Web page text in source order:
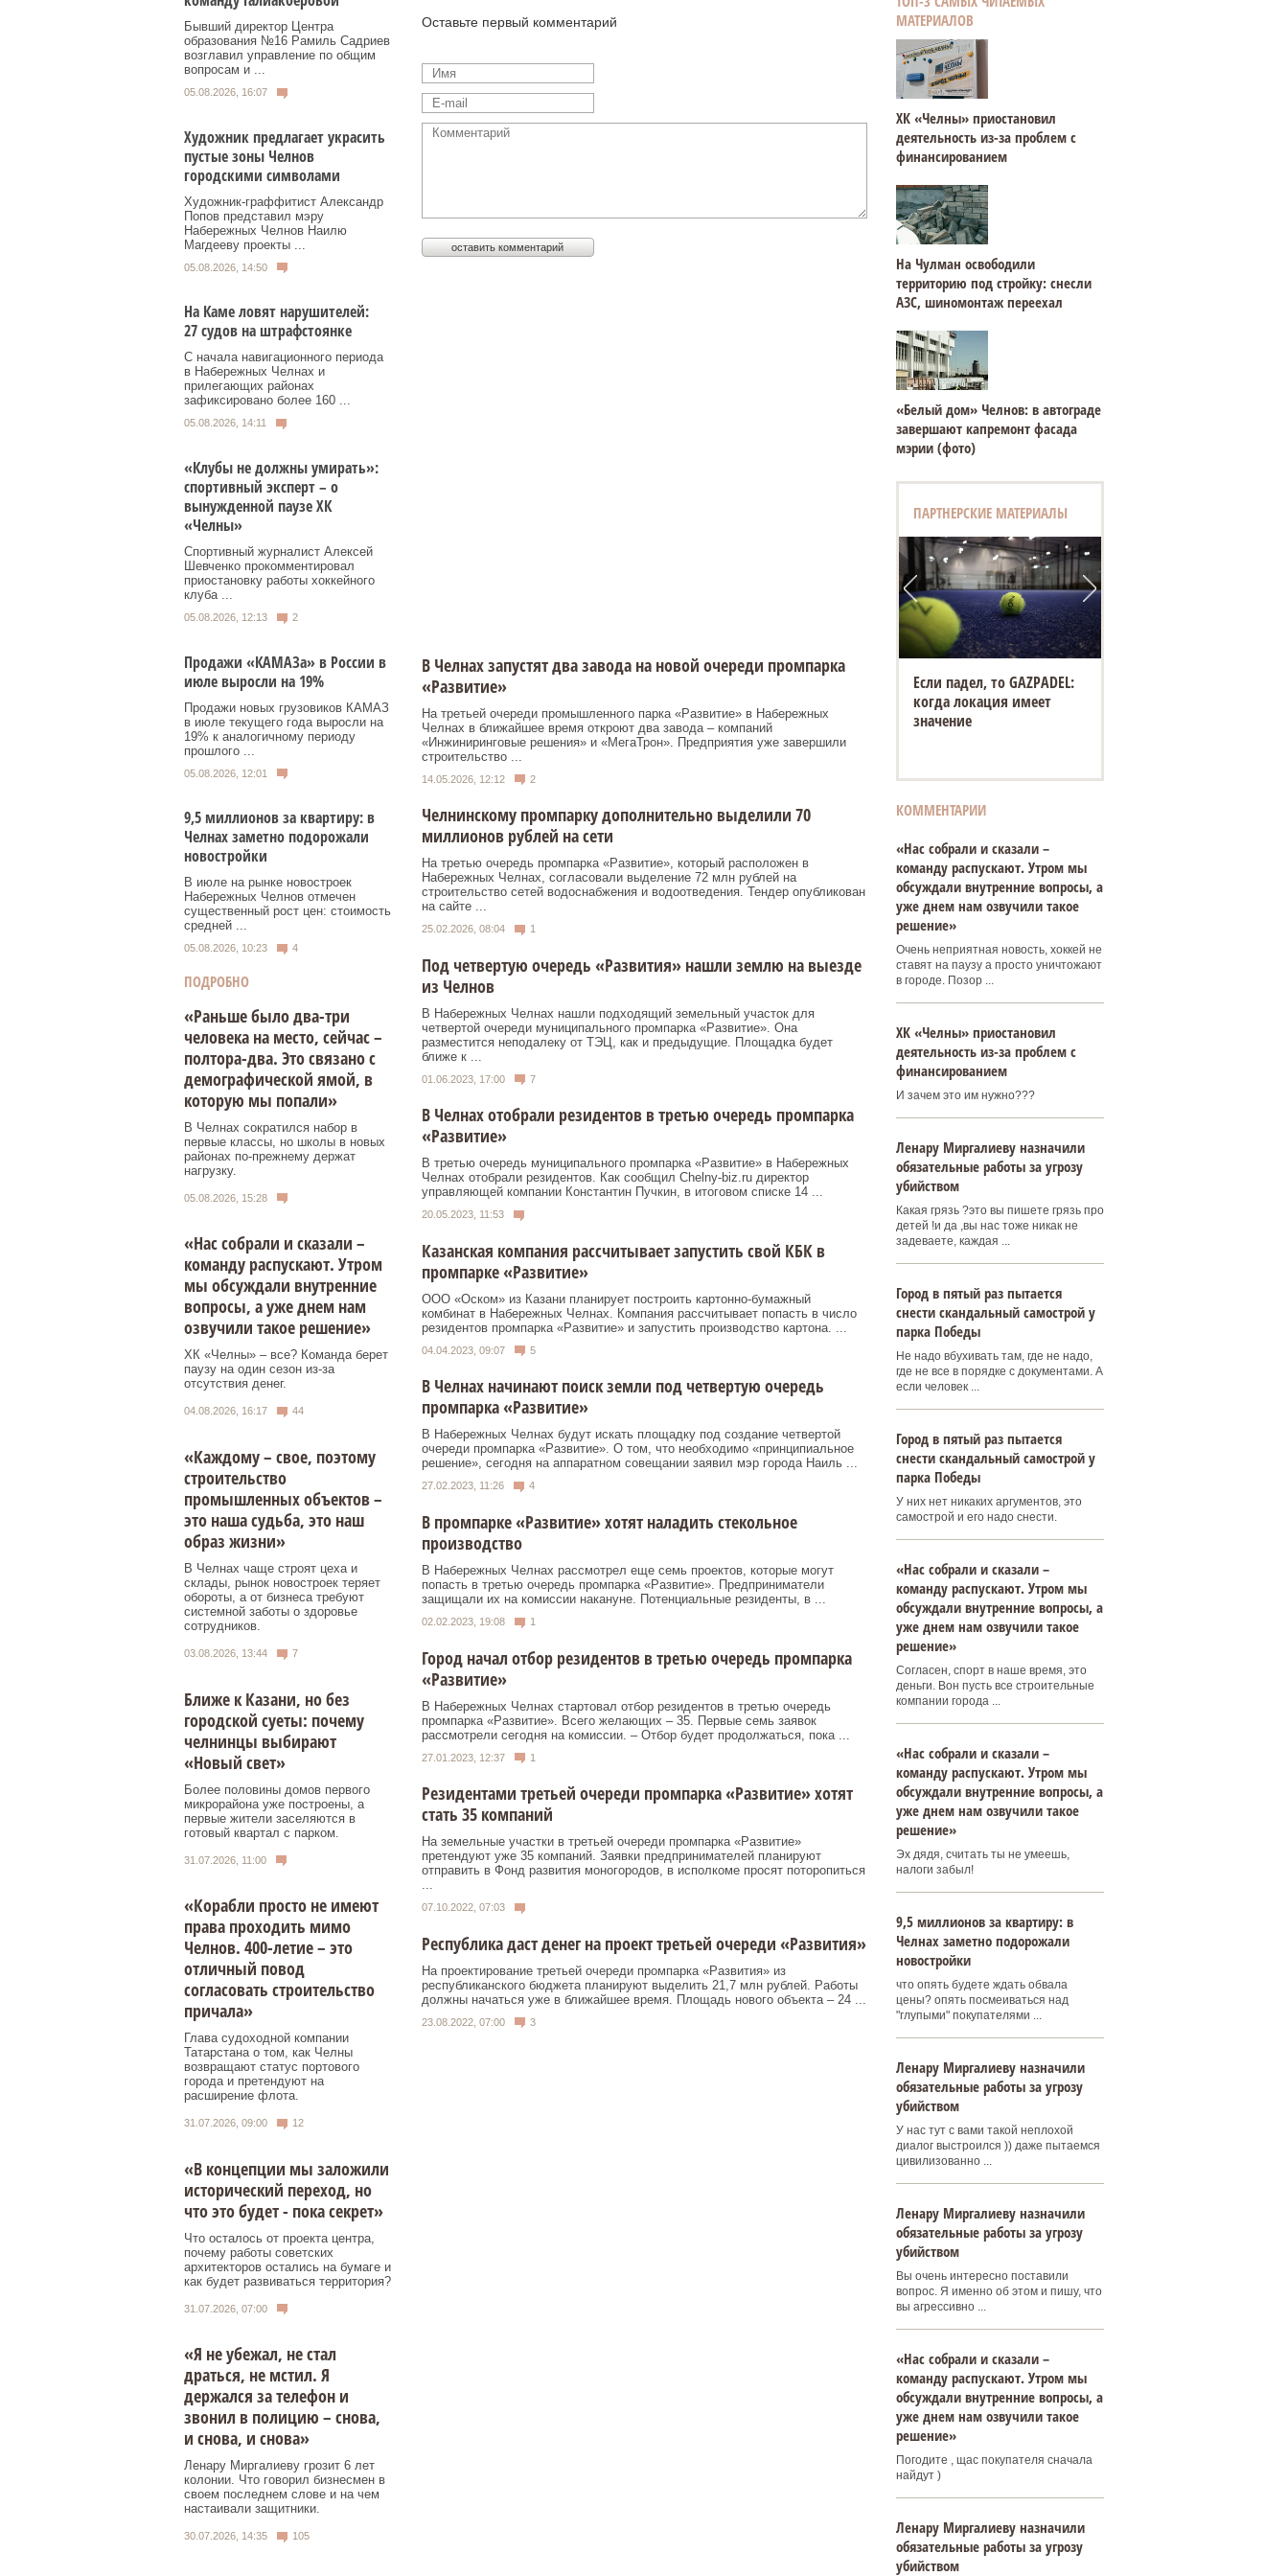
Бывший директор Центра
образования №16 Рамиль Садриев
возглавил управление по общим
вопросам и ...
05.08.2026, 16:07
Художник предлагает украсить
пустые зоны Челнов
городскими символами
Художник‑граффитист Александр
Попов представил мэру
Набережных Челнов Наилю
Магдееву проекты ...
05.08.2026, 14:50
На Каме ловят нарушителей:
27 судов на штрафстоянке
С начала навигационного периода
в Набережных Челнах и
прилегающих районах
зафиксировано более 160 ...
05.08.2026, 14:11
«Клубы не должны умирать»:
спортивный эксперт – о
вынужденной паузе ХК
«Челны»
Спортивный журналист Алексей
Шевченко прокомментировал
приостановку работы хоккейного
клуба ...
05.08.2026, 12:13 2
Продажи «КАМАЗа» в России в
июле выросли на 19%
Продажи новых грузовиков КАМАЗ
в июле текущего года выросли на
19% к аналогичному периоду
прошлого ...
05.08.2026, 12:01
9,5 миллионов за квартиру: в
Челнах заметно подорожали
новостройки
В июле на рынке новостроек
Набережных Челнов отмечен
существенный рост цен: стоимость
средней ...
05.08.2026, 10:23 4
ПОДРОБНО
«Раньше было два-три
человека на место, сейчас –
полтора-два. Это связано с
демографической ямой, в
которую мы попали»
В Челнах сократился набор в
первые классы, но школы в новых
районах по-прежнему держат
нагрузку.
05.08.2026, 15:28
«Нас собрали и сказали –
команду распускают. Утром
мы обсуждали внутренние
вопросы, а уже днем нам
озвучили такое решение»
ХК «Челны» – все? Команда берет
паузу на один сезон из-за
отсутствия денег.
04.08.2026, 16:17 44
«Каждому – свое, поэтому
строительство
промышленных объектов –
это наша судьба, это наш
образ жизни»
В Челнах чаще строят цеха и
склады, рынок новостроек теряет
обороты, а от бизнеса требуют
системной заботы о здоровье
сотрудников.
03.08.2026, 13:44 7
Ближе к Казани, но без
городской суеты: почему
челнинцы выбирают
«Новый свет»
Более половины домов первого
микрорайона уже построены, а
первые жители заселяются в
готовый квартал с парком.
31.07.2026, 11:00
«Корабли просто не имеют
права проходить мимо
Челнов. 400-летие – это
отличный повод
согласовать строительство
причала»
Глава судоходной компании
Татарстана о том, как Челны
возвращают статус портового
города и претендуют на
расширение флота.
31.07.2026, 09:00 12
«В концепции мы заложили
исторический переход, но
что это будет - пока секрет»
Что осталось от проекта центра,
почему работы советских
архитекторов остались на бумаге и
как будет развиваться территория?
31.07.2026, 07:00
«Я не убежал, не стал
драться, не мстил. Я
держался за телефон и
звонил в полицию – снова,
и снова, и снова»
Ленару Миргалиеву грозит 6 лет
колонии. Что говорил бизнесмен в
своем последнем слове и на чем
настаивали защитники.
30.07.2026, 14:35 105
Оставьте первый комментарий
В Челнах запустят два завода на новой очереди промпарка
«Развитие»
На третьей очереди промышленного парка «Развитие» в Набережных
Челнах в ближайшее время откроют два завода – компаний
«Инжиниринговые решения» и «МегаТрон». Предприятия уже завершили
строительство ...
14.05.2026, 12:12 2
Челнинскому промпарку дополнительно выделили 70
миллионов рублей на сети
На третью очередь промпарка «Развитие», который расположен в
Набережных Челнах, согласовали выделение 72 млн рублей на
строительство сетей водоснабжения и водоотведения. Тендер опубликован
на сайте ...
25.02.2026, 08:04 1
Под четвертую очередь «Развития» нашли землю на выезде
из Челнов
В Набережных Челнах нашли подходящий земельный участок для
четвертой очереди муниципального промпарка «Развитие». Она
разместится неподалеку от ТЭЦ, как и предыдущие. Площадка будет
ближе к ...
01.06.2023, 17:00 7
В Челнах отобрали резидентов в третью очередь промпарка
«Развитие»
В третью очередь муниципального промпарка «Развитие» в Набережных
Челнах отобрали резидентов. Как сообщил Chelny-biz.ru директор
управляющей компании Константин Пучкин, в итоговом списке 14 ...
20.05.2023, 11:53
Казанская компания рассчитывает запустить свой КБК в
промпарке «Развитие»
ООО «Оском» из Казани планирует построить картонно-бумажный
комбинат в Набережных Челнах. Компания рассчитывает попасть в число
резидентов промпарка «Развитие» и запустить производство картона. ...
04.04.2023, 09:07 5
В Челнах начинают поиск земли под четвертую очередь
промпарка «Развитие»
В Набережных Челнах будут искать площадку под создание четвертой
очереди промпарка «Развитие». О том, что необходимо «принципиальное
решение», сегодня на аппаратном совещании заявил мэр города Наиль ...
27.02.2023, 11:26 4
В промпарке «Развитие» хотят наладить стекольное
производство
В Набережных Челнах рассмотрел еще семь проектов, которые могут
попасть в третью очередь промпарка «Развитие». Предприниматели
защищали их на комиссии накануне. Потенциальные резиденты, в ...
02.02.2023, 19:08 1
Город начал отбор резидентов в третью очередь промпарка
«Развитие»
В Набережных Челнах стартовал отбор резидентов в третью очередь
промпарка «Развитие». Всего желающих – 35. Первые семь заявок
рассмотрели сегодня на комиссии. – Отбор будет продолжаться, пока ...
27.01.2023, 12:37 1
Резидентами третьей очереди промпарка «Развитие» хотят
стать 35 компаний
На земельные участки в третьей очереди промпарка «Развитие»
претендуют уже 35 компаний. Заявки предпринимателей планируют
отправить в Фонд развития моногородов, в исполкоме просят поторопиться
...
07.10.2022, 07:03
Республика даст денег на проект третьей очереди «Развития»
На проектирование третьей очереди промпарка «Развития» из
республиканского бюджета планируют выделить 21,7 млн рублей. Работы
должны начаться уже в ближайшее время. Площадь нового объекта – 24 ...
23.08.2022, 07:00 3
МАТЕРИАЛОВ
ХК «Челны» приостановил
деятельность из-за проблем с
финансированием
На Чулман освободили
территорию под стройку: снесли
АЗС, шиномонтаж переехал
«Белый дом» Челнов: в автограде
завершают капремонт фасада
мэрии (фото)
ПАРТНЕРСКИЕ МАТЕРИАЛЫ
Если падел, то GAZPADEL:
когда локация имеет
значение
КОММЕНТАРИИ
«Нас собрали и сказали –
команду распускают. Утром мы
обсуждали внутренние вопросы, а
уже днем нам озвучили такое
решение»
Очень неприятная новость, хоккей не
ставят на паузу а просто уничтожают
в городе. Позор ...
ХК «Челны» приостановил
деятельность из-за проблем с
финансированием
И зачем это им нужно???
Ленару Миргалиеву назначили
обязательные работы за угрозу
убийством
Какая грязь ?это вы пишете грязь про
детей !и да ,вы нас тоже никак не
задеваете, каждая ...
Город в пятый раз пытается
снести скандальный самострой у
парка Победы
Не надо вбухивать там, где не надо,
где не все в порядке с документами. А
если человек ...
Город в пятый раз пытается
снести скандальный самострой у
парка Победы
У них нет никаких аргументов, это
самострой и его надо снести.
«Нас собрали и сказали –
команду распускают. Утром мы
обсуждали внутренние вопросы, а
уже днем нам озвучили такое
решение»
Согласен, спорт в наше время, это
деньги. Вон пусть все строительные
компании города ...
«Нас собрали и сказали –
команду распускают. Утром мы
обсуждали внутренние вопросы, а
уже днем нам озвучили такое
решение»
Эх дядя, считать ты не умеешь,
налоги забыл!
9,5 миллионов за квартиру: в
Челнах заметно подорожали
новостройки
что опять будете ждать обвала
цены? опять посмеиваться над
"глупыми" покупателями ...
Ленару Миргалиеву назначили
обязательные работы за угрозу
убийством
У нас тут с вами такой неплохой
диалог выстроился )) даже пытаемся
цивилизованно ...
Ленару Миргалиеву назначили
обязательные работы за угрозу
убийством
Вы очень интересно поставили
вопрос. Я именно об этом и пишу, что
вы агрессивно ...
«Нас собрали и сказали –
команду распускают. Утром мы
обсуждали внутренние вопросы, а
уже днем нам озвучили такое
решение»
Погодите , щас покупателя сначала
найдут )
Ленару Миргалиеву назначили
обязательные работы за угрозу
убийством